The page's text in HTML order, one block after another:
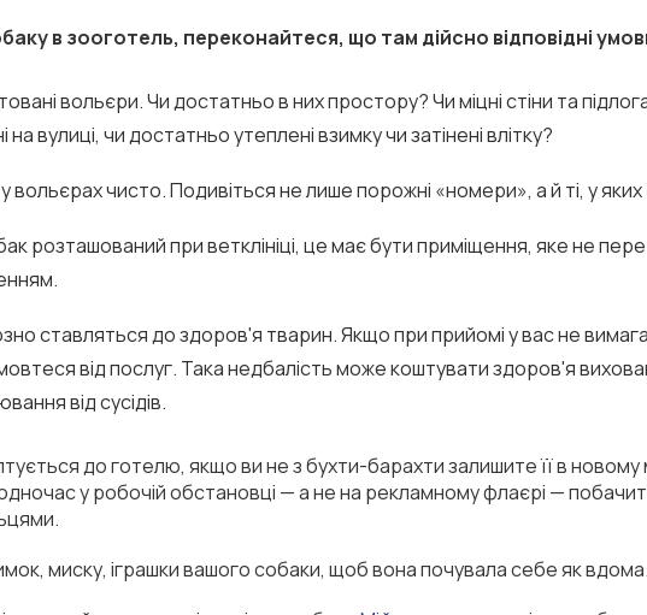
в зооготель, переконайтеся, що там дійсно відповідні
вольєри. Чи достатньо в них простору? Чи міцні стіни та
вулиці, чи достатньо утеплені взимку чи затінені влітку?
чисто. Подивіться не лише порожні «номери», а й ті, у яких
розташований при ветклініці, це має бути приміщення, яке не
ставляться до здоров'я тварин. Якщо при прийомі у вас не
від послуг. Така недбалість може коштувати здоров'я
від сусідів.
до готелю, якщо ви не з бухти-барахти залишите її в новому
у робочій обстановці — а не на рекламному флаєрі —
миску, іграшки вашого собаки, щоб вона почувала себе як вдома.